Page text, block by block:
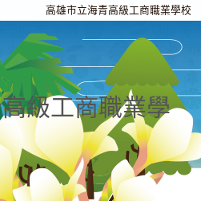
高雄市立海青高級工商職業學校
級工商職業學